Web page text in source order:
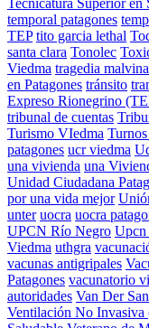
Tecnicatura Superior en
temporal patagones
TEP tito garcia lethal
santa clara Tonolec
Viedma tragedia
en Patagones tránsito
Expreso Rionegrino
tribunal de cuentas
Turismo VIedma
patagones ucr viedma
una vivienda una
Unidad Ciudadana
por una vida mejor
unter uocra uocra
UPCN Río Negro
Viedma uthgra
vacunas antigripales
Patagones vacunatorio
autoridades Van Der
Ventilación No